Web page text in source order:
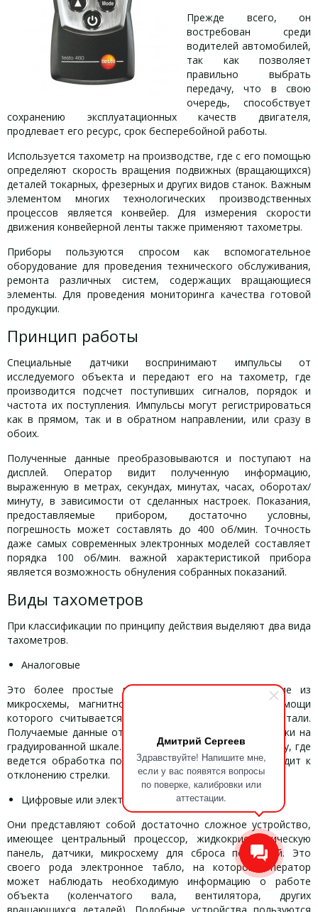
Дмитрий Сергеев
Здравствуйте! Напишите мне,
если у вас появятся вопросы
по поверке, калибровки или
аттестации.
Прежде всего, он
востребован среди
водителей автомобилей,
так как позволяет
правильно выбрать
передачу, что в свою
очередь, способствует
сохранению эксплуатационных качеств двигателя,
продлевает его ресурс, срок бесперебойной работы.
Используется тахометр на производстве, где с его помощью
определяют скорость вращения подвижных (вращающихся)
деталей токарных, фрезерных и других видов станок. Важным
элементом многих технологических производственных
процессов является конвейер. Для измерения скорости
движения конвейерной ленты также применяют тахометры.
Приборы пользуются спросом как вспомогательное
оборудование для проведения технического обслуживания,
ремонта различных систем, содержащих вращающиеся
элементы. Для проведения мониторинга качества готовой
продукции.
Принцип работы
Специальные датчики воспринимают импульсы от
исследуемого объекта и передают его на тахометр, где
производится подсчет поступивших сигналов, порядок и
частота их поступления. Импульсы могут регистрироваться
как в прямом, так и в обратном направлении, или сразу в
обоих.
Полученные данные преобразовываются и поступают на
дисплей. Оператор видит полученную информацию,
выраженную в метрах, секундах, минутах, часах, оборотах/
минуту, в зависимости от сделанных настроек. Показания,
предоставляемые прибором, достаточно условны,
погрешность может составлять до 400 об/мин. Точность
даже самых современных электронных моделей составляет
порядка 100 об/мин. важной характеристикой прибора
является возможность обнуления собранных показаний.
Виды тахометров
При классификации по принципу действия выделяют два вида
тахометров.
Аналоговые
Это более простые модели тахометров, состоящие из
микросхемы, магнитной катушки, провода, при помощи
которого считывается информация с движущейся детали.
Получаемые данные отображаются посредством стрелки на
градуированной шкале. Сигнал поступает на микросхему, где
ведется обработка полученного импульса, что приводит к
отклонению стрелки.
Цифровые или электронные
Они представляют собой достаточно сложное устройство,
имеющее центральный процессор, жидкокристаллическую
панель, датчики, микросхему для сброса показаний. Это
своего рода электронное табло, на котором оператор
может наблюдать необходимую информацию о работе
объекта (коленчатого вала, вентилятора, других